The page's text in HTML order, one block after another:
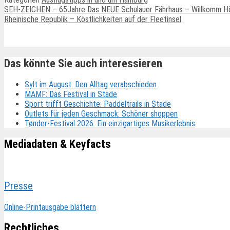
SEH-ZEICHEN – 65Jahre Das NEUE Schulauer Fährhaus – Willkomm
Rheinische Republik – Köstlichkeiten auf der Fleetinsel
Das könnte Sie auch interessieren
Sylt im August: Den Alltag verabschieden
MAMF: Das Festival in Stade
Sport trifft Geschichte: Paddeltrails in Stade
Outlets für jeden Geschmack: Schöner shoppen
Tønder-Festival 2026: Ein einzigartiges Musikerlebnis
Mediadaten & Keyfacts
Presse
Online-Printausgabe blättern